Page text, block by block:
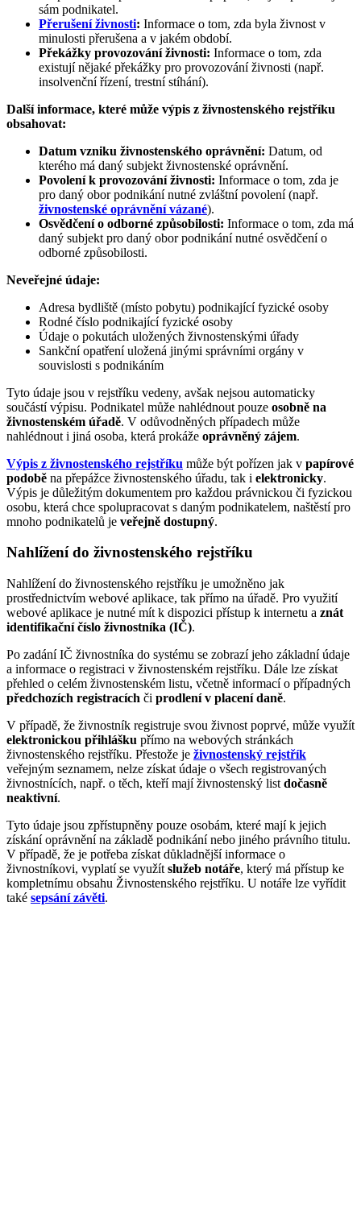
sám podnikatel.
Přerušení živnosti: Informace o tom, zda byla živnost v
minulosti přerušena a v jakém období.
Překážky provozování živnosti: Informace o tom, zda
existují nějaké překážky pro provozování živnosti (např.
insolvenční řízení, trestní stíhání).
Další informace, které může výpis z živnostenského rejstříku
obsahovat:
Datum vzniku živnostenského oprávnění: Datum, od
kterého má daný subjekt živnostenské oprávnění.
Povolení k provozování živnosti: Informace o tom, zda je
pro daný obor podnikání nutné zvláštní povolení (např.
živnostenské oprávnění vázané).
Osvědčení o odborné způsobilosti: Informace o tom, zda má
daný subjekt pro daný obor podnikání nutné osvědčení o
odborné způsobilosti.
Neveřejné údaje:
Adresa bydliště (místo pobytu) podnikající fyzické osoby
Rodné číslo podnikající fyzické osoby
Údaje o pokutách uložených živnostenskými úřady
Sankční opatření uložená jinými správními orgány v
souvislosti s podnikáním
Tyto údaje jsou v rejstříku vedeny, avšak nejsou automaticky
součástí výpisu. Podnikatel může nahlédnout pouze osobně na
živnostenském úřadě. V odůvodněných případech může
nahlédnout i jiná osoba, která prokáže oprávněný zájem.
Výpis z živnostenského rejstříku může být pořízen jak v papírové
podobě na přepážce živnostenského úřadu, tak i elektronicky.
Výpis je důležitým dokumentem pro každou právnickou či fyzickou
osobu, která chce spolupracovat s daným podnikatelem, naštěstí pro
mnoho podnikatelů je veřejně dostupný.
Nahlížení do živnostenského rejstříku
Nahlížení do živnostenského rejstříku je umožněno jak
prostřednictvím webové aplikace, tak přímo na úřadě. Pro využití
webové aplikace je nutné mít k dispozici přístup k internetu a znát
identifikační číslo živnostníka (IČ).
Po zadání IČ živnostníka do systému se zobrazí jeho základní údaje
a informace o registraci v živnostenském rejstříku. Dále lze získat
přehled o celém živnostenském listu, včetně informací o případných
předchozích registracích či prodlení v placení daně.
V případě, že živnostník registruje svou živnost poprvé, může využít
elektronickou přihlášku přímo na webových stránkách
živnostenského rejstříku. Přestože je živnostenský rejstřík
veřejným seznamem, nelze získat údaje o všech registrovaných
živnostnících, např. o těch, kteří mají živnostenský list dočasně
neaktivní.
Tyto údaje jsou zpřístupněny pouze osobám, které mají k jejich
získání oprávnění na základě podnikání nebo jiného právního titulu.
V případě, že je potřeba získat důkladnější informace o
živnostníkovi, vyplatí se využít služeb notáře, který má přístup ke
kompletnímu obsahu Živnostenského rejstříku. U notáře lze vyřídit
také sepsání závěti.